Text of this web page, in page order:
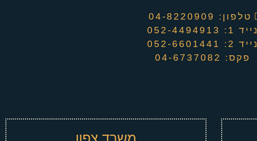
טלפון: ‭04-8220909‬
נייד 1: 052-4494913
נייד 2: 052-6601441
פקס: 04-6737082